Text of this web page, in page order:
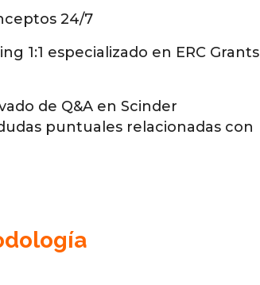
24/7
1:1 especializado en ERC Grants
de Q&A en Scinder
puntuales relacionadas con